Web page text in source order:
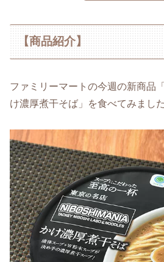
【商品紹介】
ファミリーマートの今週の新商
け濃厚煮干そば」を食べてみました